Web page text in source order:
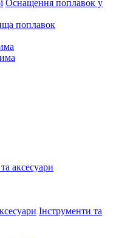
Оснащення поплавок у
поплавок
аксесуари
Інструменти та